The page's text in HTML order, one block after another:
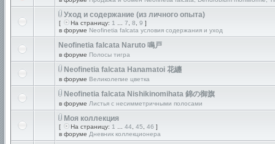
Уход и содержание (из личного опыта)
[ На страницу: 1 7 8 9 ]
в форуме Neofinetia falcata условия содержания и уход
Neofinetia falcata Naruto 鳴戸
в форуме Полосы тигра
Neofinetia falcata Hanamatoi 花纏
в форуме Великолепие цветка
Neofinetia falcata Nishikinomihata 錦の御旗
в форуме Листья с несимметричными полосами
Моя коллекция
[ На страницу: 1 44 45 46 ]
в форуме Дневник коллекционера